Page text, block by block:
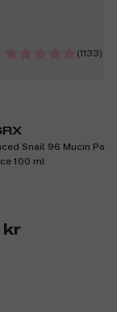
(1133)
Snail 96 Mucin
100 ml
kr